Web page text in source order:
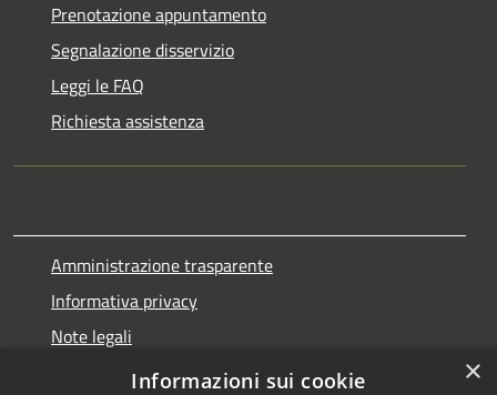
Prenotazione appuntamento
Segnalazione disservizio
Leggi le FAQ
Richiesta assistenza
Amministrazione trasparente
Informativa privacy
Note legali
Dichiarazione di accessibilità
×
Informazioni sui cookie